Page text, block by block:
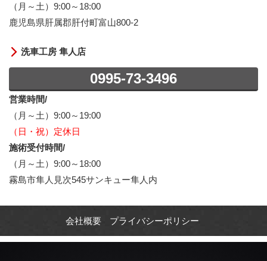
（月～土）9:00～18:00
鹿児島県肝属郡肝付町富山800-2
洗車工房 隼人店
0995-73-3496
営業時間/
（月～土）9:00～19:00
（日・祝）定休日
施術受付時間/
（月～土）9:00～18:00
霧島市隼人見次545サンキュー隼人内
会社概要 プライバシーポリシー